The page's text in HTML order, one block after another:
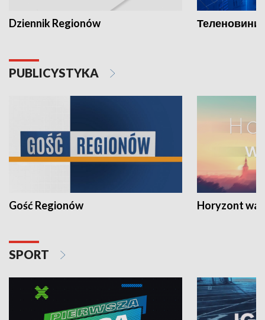
Dziennik Regionów Теленовини
PUBLICYSTYKA
Gość Regionów Horyzont
SPORT